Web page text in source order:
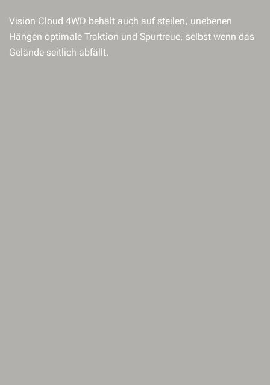
Vision Cloud 4WD behält auch auf steilen, unebenen
Hängen optimale Traktion und Spurtreue, selbst wenn das
Gelände seitlich abfällt.